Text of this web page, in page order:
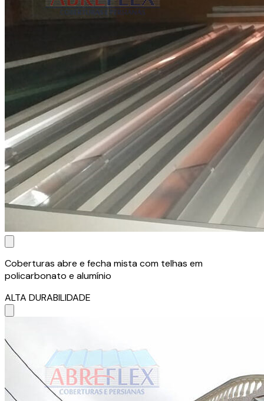
Coberturas abre e fecha mista com telhas em
policarbonato e alumínio
ALTA DURABILIDADE